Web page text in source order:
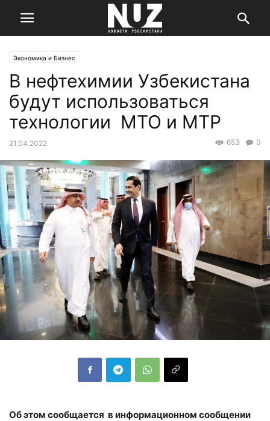
Экономика и Бизнес
В нефтехимии Узбекистана
будут использоваться
технологии МТО и МТР
21.04.2022 0
653
Об этом сообщается в информационном сообщении